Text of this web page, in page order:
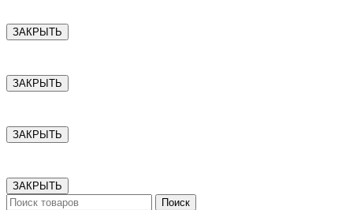
ЗАКРЫТЬ
ЗАКРЫТЬ
ЗАКРЫТЬ
ЗАКРЫТЬ
Поиск